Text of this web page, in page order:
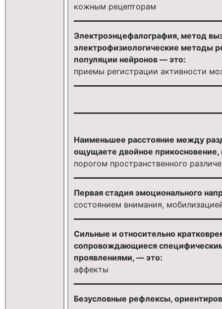
кожным рецепторам
Электроэнцефалография, метод
электрофизиологические методы
популяции нейронов — это:
приемы регистрации активности
Наименьшее расстояние между
ощущаете двойное прикосновение,
порогом пространственного
Первая стадия эмоционального
состоянием внимания,
Сильные и относительно
сопровождающиеся
проявлениями, — это:
аффекты
Безусловные рефлексы,